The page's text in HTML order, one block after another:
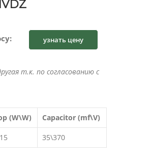
узнать цену
т.к. по согласованию с
(W\W) Capacitor (mf\V)
35\370